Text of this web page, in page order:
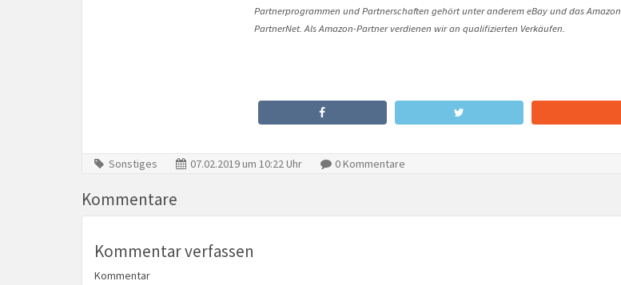
Partnerprogrammen und Partnerschaften gehört unter anderem eBay und das Amazon
PartnerNet. Als Amazon-Partner verdienen wir an qualifizierten Verkäufen.
Sonstiges 07.02.2019 um 10:22 Uhr 0 Kommentare
Kommentare
Kommentar verfassen
Kommentar